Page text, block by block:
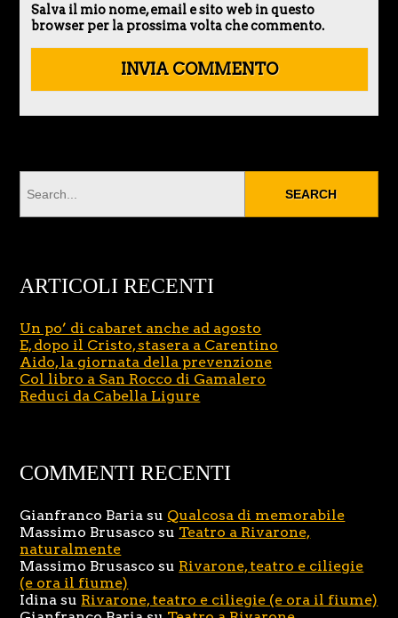
Salva il mio nome, email e sito web in questo
browser per la prossima volta che commento.
ARTICOLI RECENTI
Un po’ di cabaret anche ad agosto
E, dopo il Cristo, stasera a Carentino
Aido, la giornata della prevenzione
Col libro a San Rocco di Gamalero
Reduci da Cabella Ligure
COMMENTI RECENTI
Gianfranco Baria su Qualcosa di memorabile
Massimo Brusasco su Teatro a Rivarone,
naturalmente
Massimo Brusasco su Rivarone, teatro e ciliegie
(e ora il fiume)
Idina su Rivarone, teatro e ciliegie (e ora il fiume)